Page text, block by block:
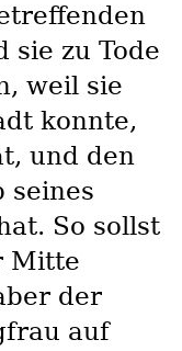
sie zu Tode
weil sie
konnte,
und den
seines
So sollst
Mitte
der
auf